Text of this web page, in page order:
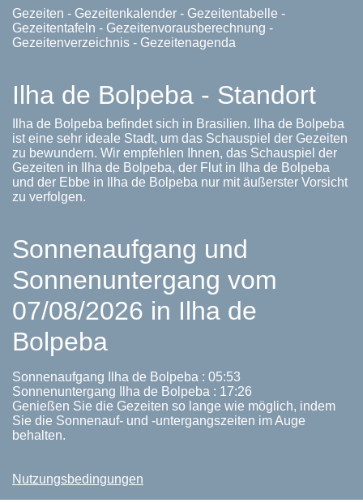
Gezeiten - Gezeitenkalender - Gezeitentabelle -
Gezeitentafeln - Gezeitenvorausberechnung -
Gezeitenverzeichnis - Gezeitenagenda
Ilha de Bolpeba - Standort
Ilha de Bolpeba befindet sich in Brasilien. Ilha de Bolpeba
ist eine sehr ideale Stadt, um das Schauspiel der Gezeiten
zu bewundern. Wir empfehlen Ihnen, das Schauspiel der
Gezeiten in Ilha de Bolpeba, der Flut in Ilha de Bolpeba
und der Ebbe in Ilha de Bolpeba nur mit äußerster Vorsicht
zu verfolgen.
Sonnenaufgang und
Sonnenuntergang vom
07/08/2026 in Ilha de
Bolpeba
Sonnenaufgang Ilha de Bolpeba : 05:53
Sonnenuntergang Ilha de Bolpeba : 17:26
Genießen Sie die Gezeiten so lange wie möglich, indem
Sie die Sonnenauf- und -untergangszeiten im Auge
behalten.
Nutzungsbedingungen